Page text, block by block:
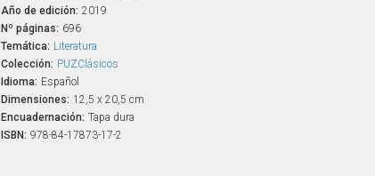
Año de edición: 2019
Nº páginas: 696
Temática: Literatura
Colección: PUZClásicos
Idioma: Español
Dimensiones: 12,5 x 20,5 cm
Encuadernación: Tapa dura
ISBN: 978-84-17873-17-2